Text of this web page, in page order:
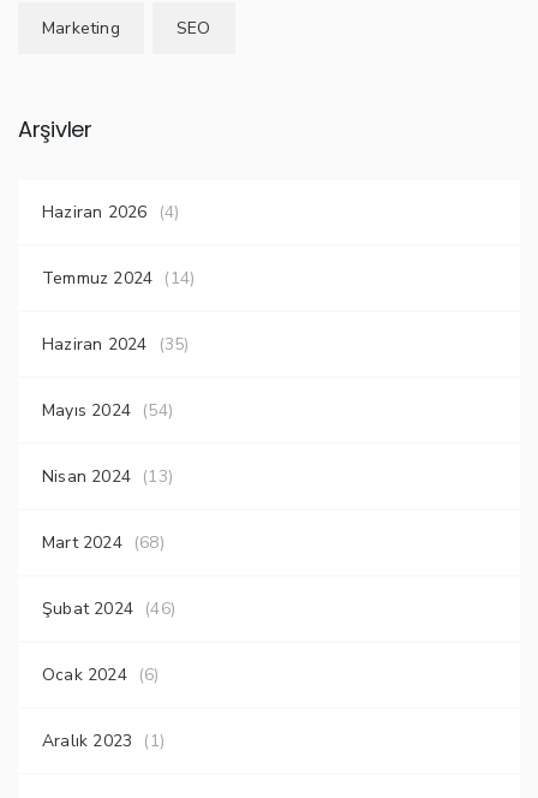
Marketing SEO
Arşivler
Haziran 2026 (4)
Temmuz 2024 (14)
Haziran 2024 (35)
Mayıs 2024 (54)
Nisan 2024 (13)
Mart 2024 (68)
Şubat 2024 (46)
Ocak 2024 (6)
Aralık 2023 (1)